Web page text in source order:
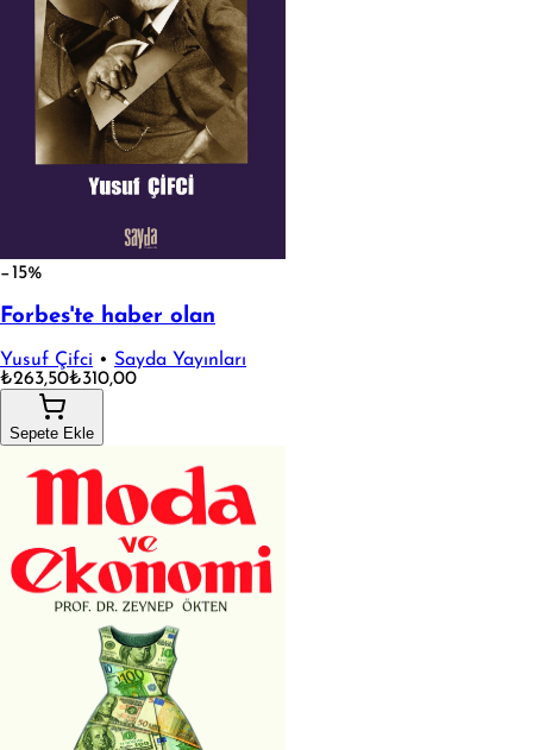
−15%
Forbes'te haber olan
Yusuf Çifci • Sayda Yayınları
₺263,50₺310,00
Sepete Ekle